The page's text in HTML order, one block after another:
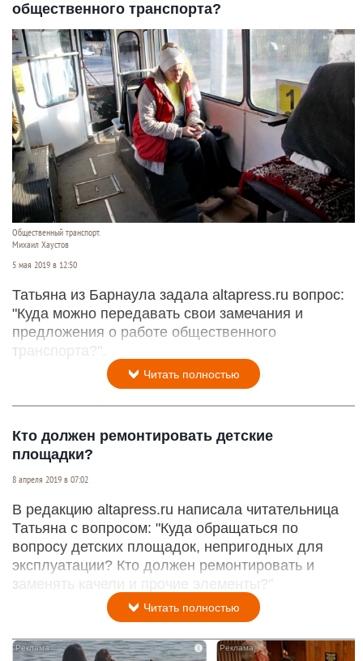
общественного транспорта?
Общественный транспорт.
Михаил Хаустов
5 мая 2019 в 12:50
Татьяна из Барнаула задала altapress.ru вопрос:
"Куда можно передавать свои замечания и
предложения о работе общественного
транспорта?".
Читать полностью
Кто должен ремонтировать детские
площадки?
8 апреля 2019 в 07:02
В редакцию altapress.ru написала читательница
Татьяна с вопросом: "Куда обращаться по
вопросу детских площадок, непригодных для
эксплуатации? Кто должен ремонтировать и
заменять качели и прочие элементы?"
Читать полностью
i